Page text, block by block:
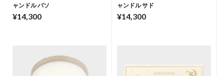
ャンドル バソ
¥14,300
ャンドル サド
¥14,300